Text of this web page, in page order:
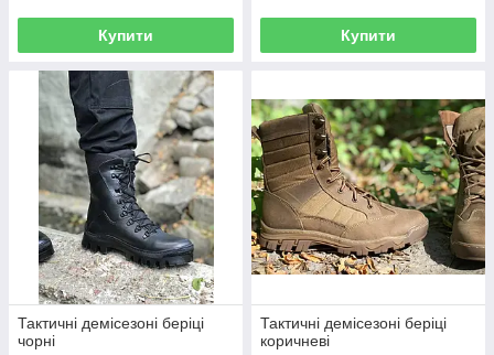
Купити Купити
Тактичні демісезоні беріці
чорні
Тактичні демісезоні беріці
коричневі